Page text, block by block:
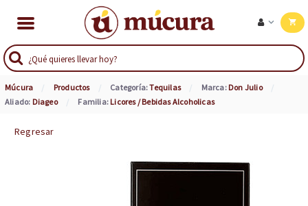
Múcura Productos Categoría:Tequilas Marca: Don Julio
Aliado: Diageo Familia: Licores / Bebidas Alcoholicas
Regresar